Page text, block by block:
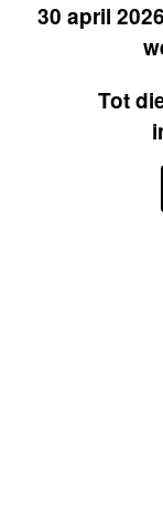
30 april
Tot